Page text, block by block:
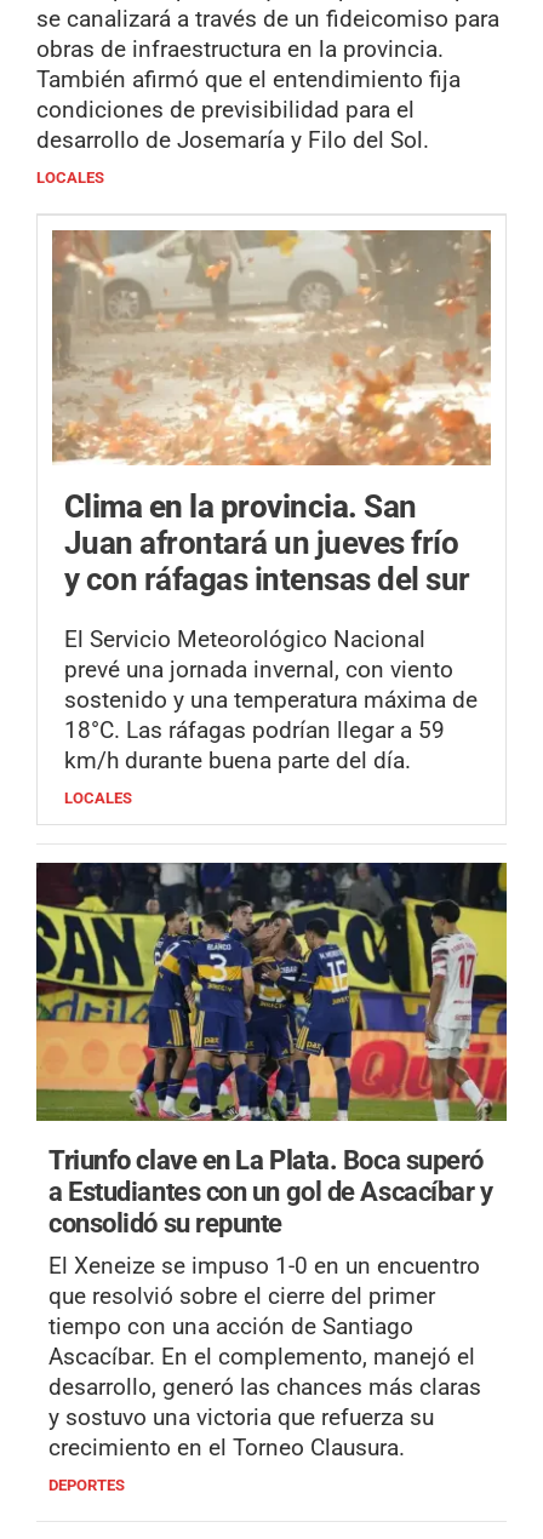
se canalizará a través de un fideicomiso para
obras de infraestructura en la provincia.
También afirmó que el entendimiento fija
condiciones de previsibilidad para el
desarrollo de Josemaría y Filo del Sol.
LOCALES
Clima en la provincia. San
Juan afrontará un jueves frío
y con ráfagas intensas del sur
El Servicio Meteorológico Nacional
prevé una jornada invernal, con viento
sostenido y una temperatura máxima de
18°C. Las ráfagas podrían llegar a 59
km/h durante buena parte del día.
LOCALES
Triunfo clave en La Plata. Boca superó
a Estudiantes con un gol de Ascacíbar y
consolidó su repunte
El Xeneize se impuso 1-0 en un encuentro
que resolvió sobre el cierre del primer
tiempo con una acción de Santiago
Ascacíbar. En el complemento, manejó el
desarrollo, generó las chances más claras
y sostuvo una victoria que refuerza su
crecimiento en el Torneo Clausura.
DEPORTES